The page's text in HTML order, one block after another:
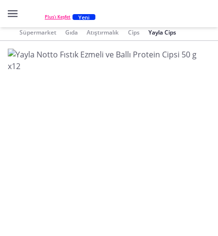
Plus'ı Keşfet Yeni
Süpermarket Gıda Atıştırmalık Cips Yayla Cips